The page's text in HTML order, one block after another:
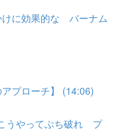
けに効果的な バーナム
プローチ】 (14:06)
うやってぶち破れ プ